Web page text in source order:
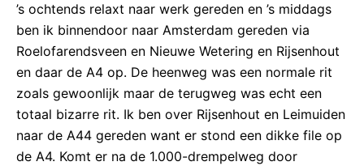
’s ochtends relaxt naar werk gereden en ’s middags
ben ik binnendoor naar Amsterdam gereden via
Roelofarendsveen en Nieuwe Wetering en Rijsenhout
en daar de A4 op. De heenweg was een normale rit
zoals gewoonlijk maar de terugweg was echt een
totaal bizarre rit. Ik ben over Rijsenhout en Leimuiden
naar de A44 gereden want er stond een dikke file op
de A4. Komt er na de 1.000-drempelweg door